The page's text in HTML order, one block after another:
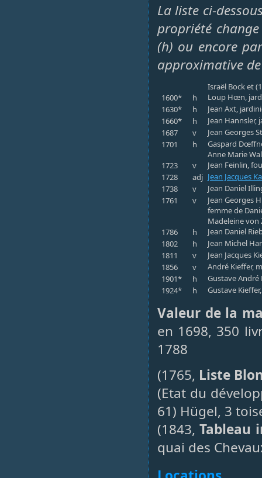
La liste ci-
propriété
(h) ou encore
approximative
Israël Bock et
1600*
h
Loup Hœn,
1630*
h
Jean Axt,
1660*
h
Jean Hannsler,
1687
v
Jean Georges
1701
h
Gaspard
Anne Marie
1723
v
Jean Feinlin,
1728
adj Jean Jacques
1738
v
Jean Daniel
1761
v
Jean Georges
femme de
Madeleine von
1786
h
Jean Daniel
1802
h
Jean Michel
1811
v
Jean Jacques
1856
v
André Kieffer,
1901*
h
Gustave
1924*
h Gustave
Valeur de la
en 1698, 350
1788
(1765, Liste
(Etat du
61) Hügel, 3
(1843,Tableau
quai des